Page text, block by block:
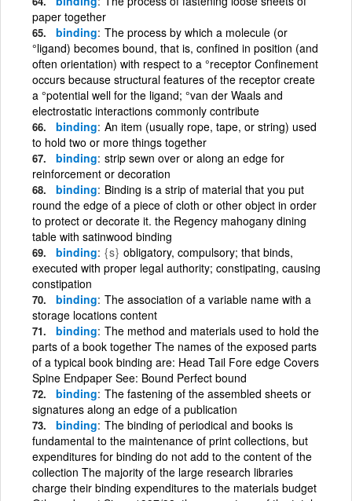
paper together
binding The process by which a molecule (or
°ligand) becomes bound, that is, confined in position (and
often orientation) with respect to a °receptor Confinement
occurs because structural features of the receptor create
a °potential well for the ligand; °van der Waals and
electrostatic interactions commonly contribute
binding An item (usually rope, tape, or string) used
to hold two or more things together
binding strip sewn over or along an edge for
reinforcement or decoration
binding Binding is a strip of material that you put
round the edge of a piece of cloth or other object in order
to protect or decorate it. the Regency mahogany dining
table with satinwood binding
binding {s} obligatory, compulsory; that binds,
executed with proper legal authority; constipating, causing
constipation
binding The association of a variable name with a
storage locations content
binding The method and materials used to hold the
parts of a book together The names of the exposed parts
of a typical book binding are: Head Tail Fore edge Covers
Spine Endpaper See: Bound Perfect bound
binding The fastening of the assembled sheets or
signatures along an edge of a publication
binding The binding of periodical and books is
fundamental to the maintenance of print collections, but
expenditures for binding do not add to the content of the
collection The majority of the large research libraries
charge their binding expenditures to the materials budget